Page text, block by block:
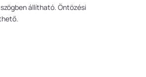
állítható. Öntözési